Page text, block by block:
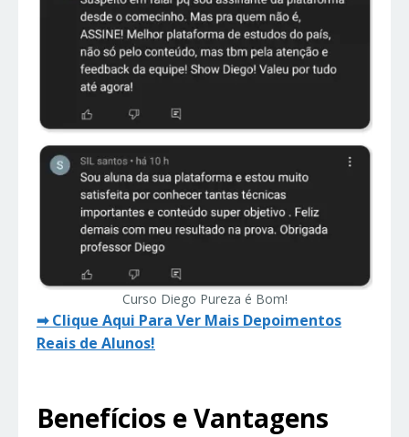
Curso Diego Pureza é Bom!
➡ Clique Aqui Para Ver Mais Depoimentos
Reais de Alunos!
Benefícios e Vantagens